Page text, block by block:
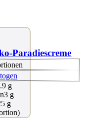
Paradiescreme
g
3 g
g